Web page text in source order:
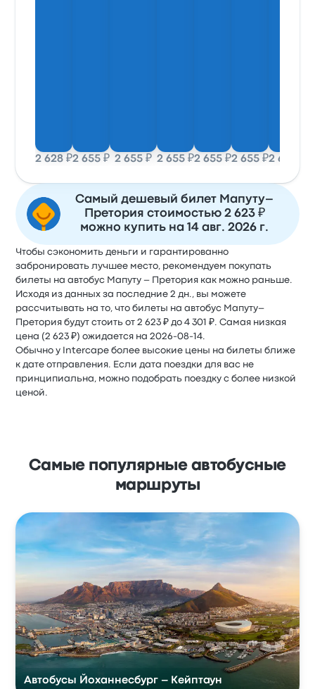
2 628 ₽2 655 ₽ 2 655 ₽ 2 655 ₽2 655 ₽2 655 ₽2 655 ₽
Самый дешевый билет Мапуту–
Претория стоимостью 2 623 ₽
можно купить на 14 авг. 2026 г.
Чтобы сэкономить деньги и гарантированно
забронировать лучшее место, рекомендуем покупать
билеты на автобус Мапуту – Претория как можно раньше.
Исходя из данных за последние 2 дн., вы можете
рассчитывать на то, что билеты на автобус Мапуту–
Претория будут стоить от 2 623 ₽ до 4 301 ₽. Самая низкая
цена (2 623 ₽) ожидается на 2026-08-14.
Обычно у Intercape более высокие цены на билеты ближе
к дате отправления. Если дата поездки для вас не
принципиальна, можно подобрать поездку с более низкой
ценой.
Самые популярные автобусные
маршруты
Автобусы Йоханнесбург – Кейптаун